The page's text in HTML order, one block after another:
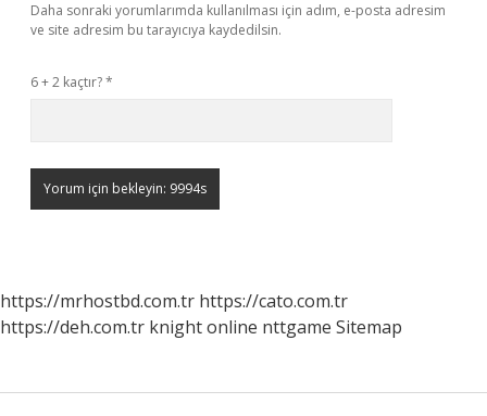
Daha sonraki yorumlarımda kullanılması için adım, e-posta adresim
ve site adresim bu tarayıcıya kaydedilsin.
6 + 2 kaçtır?*
https://mrhostbd.com.tr https://cato.com.tr
https://deh.com.tr knight online nttgame Sitemap